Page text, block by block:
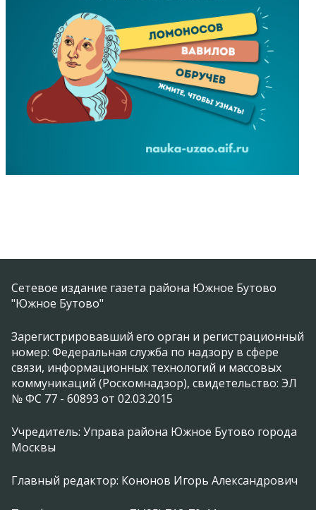
Сетевое издание газета района Южное Бутово
"Южное Бутово"
Зарегистрировавший его орган и регистрационный
номер: Федеральная служба по надзору в сфере
связи, информационных технологий и массовых
коммуникаций (Роскомнадзор), свидетельство: ЭЛ
№ ФС 77 - 60893 от 02.03.2015
Учредитель: Управа района Южное Бутово города
Москвы
Главный редактор: Кононов Игорь Александрович